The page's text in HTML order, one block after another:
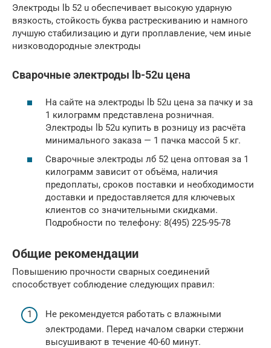
Электроды lb 52 u обеспечивает высокую ударную
вязкость, стойкость буква растрескиванию и намного
лучшую стабилизацию и дуги проплавление, чем иные
низководородные электроды
Сварочные электроды lb-52u цена
На сайте на электроды lb 52u цена за пачку и за
1 килограмм представлена розничная.
Электроды lb 52u купить в розницу из расчёта
минимального заказа — 1 пачка массой 5 кг.
Сварочные электроды лб 52 цена оптовая за 1
килограмм зависит от объёма, наличия
предоплаты, сроков поставки и необходимости
доставки и предоставляется для ключевых
клиентов со значительными скидками.
Подробности по телефону: 8(495) 225-95-78
Общие рекомендации
Повышению прочности сварных соединений
способствует соблюдение следующих правил:
Не рекомендуется работать с влажными
электродами. Перед началом сварки стержни
высушивают в течение 40-60 минут.